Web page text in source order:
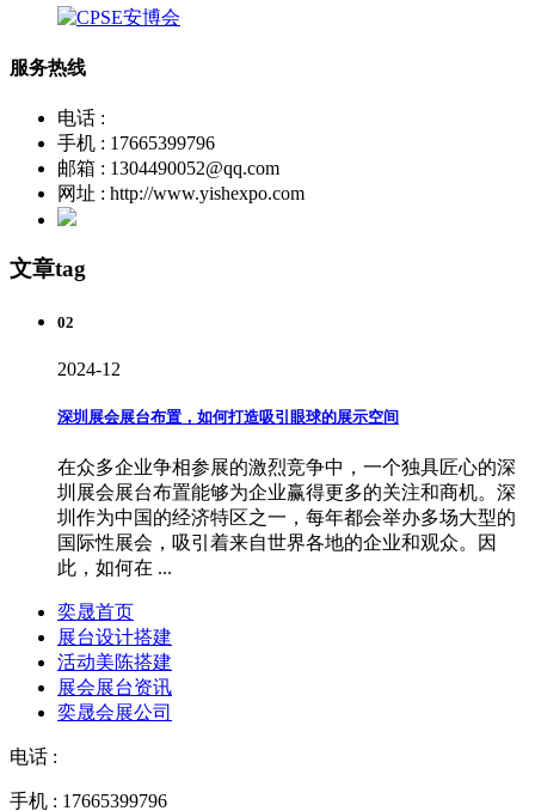
服务热线
电话 :
手机 : 17665399796
邮箱 : 1304490052@qq.com
网址 : http://www.yishexpo.com
文章tag
02
2024-12
深圳展会展台布置，如何打造吸引眼球的展示空间
在众多企业争相参展的激烈竞争中，一个独具匠心的深
圳展会展台布置能够为企业赢得更多的关注和商机。深
圳作为中国的经济特区之一，每年都会举办多场大型的
国际性展会，吸引着来自世界各地的企业和观众。因
此，如何在 ...
奕晟首页
展台设计搭建
活动美陈搭建
展会展台资讯
奕晟会展公司
电话 :
手机 : 17665399796